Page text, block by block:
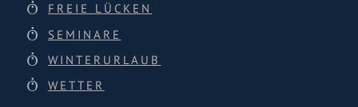
FREIE LÜCKEN
SEMINARE
WINTERURLAUB
WETTER